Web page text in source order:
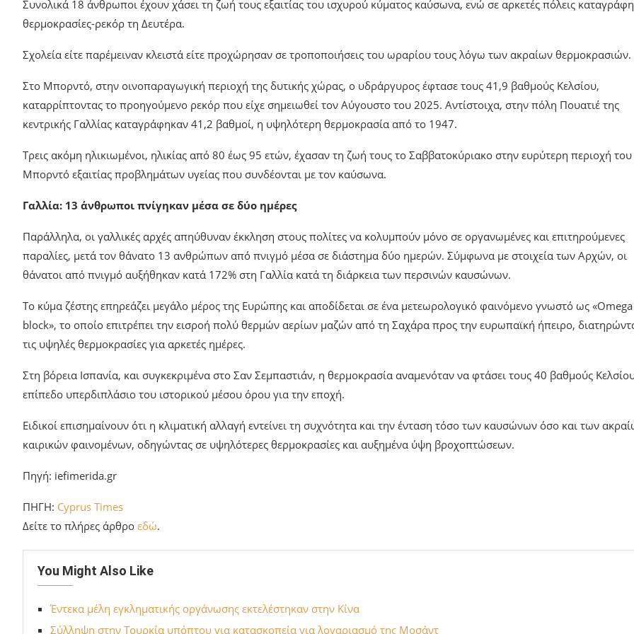
Συνολικά 18 άνθρωποι έχουν χάσει τη ζωή τους εξαιτίας του ισχυρού κύματος καύσωνα, ενώ σε αρκετές πόλεις
θερμοκρασίες-ρεκόρ τη Δευτέρα.
Σχολεία είτε παρέμειναν κλειστά είτε προχώρησαν σε τροποποιήσεις του ωραρίου τους λόγω των ακραίων θερμοκρασιών.
Στο Μπορντό, στην οινοπαραγωγική περιοχή της δυτικής χώρας, ο υδράργυρος έφτασε τους 41,9 βαθμούς Κελσίου,
καταρρίπτοντας το προηγούμενο ρεκόρ που είχε σημειωθεί τον Αύγουστο του 2025. Αντίστοιχα, στην πόλη Πουατιέ της
κεντρικής Γαλλίας καταγράφηκαν 41,2 βαθμοί, η υψηλότερη θερμοκρασία από το 1947.
Τρεις ακόμη ηλικιωμένοι, ηλικίας από 80 έως 95 ετών, έχασαν τη ζωή τους το Σαββατοκύριακο στην ευρύτερη περιοχή του
Μπορντό εξαιτίας προβλημάτων υγείας που συνδέονται με τον καύσωνα.
Γαλλία: 13 άνθρωποι πνίγηκαν μέσα σε δύο ημέρες
Παράλληλα, οι γαλλικές αρχές απηύθυναν έκκληση στους πολίτες να κολυμπούν μόνο σε οργανωμένες και επιτηρούμενες
παραλίες, μετά τον θάνατο 13 ανθρώπων από πνιγμό μέσα σε διάστημα δύο ημερών. Σύμφωνα με στοιχεία των Αρχών, οι
θάνατοι από πνιγμό αυξήθηκαν κατά 172% στη Γαλλία κατά τη διάρκεια των περσινών καυσώνων.
Το κύμα ζέστης επηρεάζει μεγάλο μέρος της Ευρώπης και αποδίδεται σε ένα μετεωρολογικό φαινόμενο γνωστό ως «Omega
block», το οποίο επιτρέπει την εισροή πολύ θερμών αερίων μαζών από τη Σαχάρα προς την ευρωπαϊκή ήπειρο,
τις υψηλές θερμοκρασίες για αρκετές ημέρες.
Στη βόρεια Ισπανία, και συγκεκριμένα στο Σαν Σεμπαστιάν, η θερμοκρασία αναμενόταν να φτάσει τους 40 βαθμούς
επίπεδο υπερδιπλάσιο του ιστορικού μέσου όρου για την εποχή.
Ειδικοί επισημαίνουν ότι η κλιματική αλλαγή εντείνει τη συχνότητα και την ένταση τόσο των καυσώνων όσο και των
καιρικών φαινομένων, οδηγώντας σε υψηλότερες θερμοκρασίες και αυξημένα ύψη βροχοπτώσεων.
Πηγή: iefimerida.gr
ΠΗΓΗ: Cyprus Times
Δείτε το πλήρες άρθρο εδώ.
You Might Also Like
Έντεκα μέλη εγκληματικής οργάνωσης εκτελέστηκαν στην Κίνα
Σύλληψη στην Τουρκία υπόπτου για κατασκοπεία για λογαριασμό της Μοσάντ